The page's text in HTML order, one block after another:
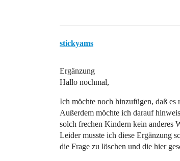
stickyams
Ergänzung
Hallo nochmal,
Ich möchte noch hinzufügen, daß
Außerdem möchte ich darauf
solch frechen Kindern kein anderes
Leider musste ich diese Ergänzung
die Frage zu löschen und die hier